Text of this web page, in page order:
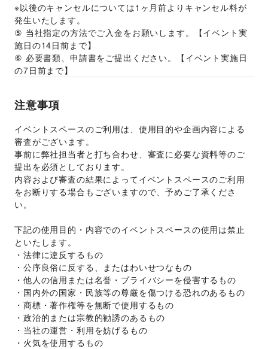
※以後のキャンセルについては1ヶ月前よりキャンセル料が
発生いたします。
⑤ 当社指定の方法でご入金をお願いします。【イベント実
施日の14日前まで】
⑥ 必要書類、申請書をご提出ください。【イベント実施日
の7日前まで】
注意事項
イベントスペースのご利用は、使用目的や企画内容による
審査がございます。
事前に弊社担当者と打ち合わせ、審査に必要な資料等のご
提出を必須としております。
内容および審査の結果によってイベントスペースのご利用
をお断りする場合もございますので、予めご了承くださ
い。
下記の使用目的・内容でのイベントスペースの使用は禁止
といたします。
・法律に違反するもの
・公序良俗に反する、またはわいせつなもの
・他人の信用または名誉・プライバシーを侵害するもの
・国内外の国家・民族等の尊厳を傷つける恐れのあるもの
・商標・著作権等を無断で使用するもの
・政治的または宗教的勧誘のあるもの
・当社の運営・利用を妨げるもの
・火気を使用するもの